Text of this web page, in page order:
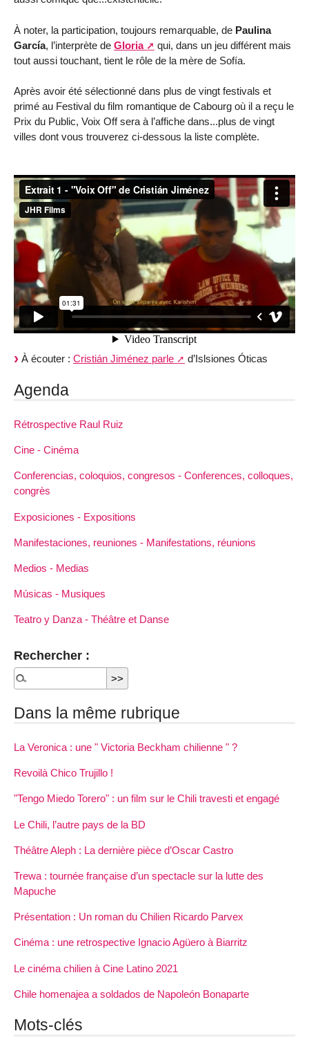
À noter, la participation, toujours remarquable, de Paulina
García, l’interprète de Gloria
qui, dans un jeu différent mais
tout aussi touchant, tient le rôle de la mère de Sofía.
Après avoir été sélectionné dans plus de vingt festivals et
primé au Festival du film romantique de Cabourg où il a reçu le
Prix du Public, Voix Off sera à l’affiche dans...plus de vingt
villes dont vous trouverez ci-dessous la liste complète.
À écouter : Cristián Jiménez parle d’Islsiones Óticas
Agenda
Rétrospective Raul Ruiz
Cine - Cinéma
Conferencias, coloquios, congresos - Conferences, colloques,
congrès
Exposiciones - Expositions
Manifestaciones, reuniones - Manifestations, réunions
Medios - Medias
Músicas - Musiques
Teatro y Danza - Théâtre et Danse
Rechercher :
Dans la même rubrique
La Veronica : une " Victoria Beckham chilienne " ?
Revoilà Chico Trujillo !
"Tengo Miedo Torero" : un film sur le Chili travesti et engagé
Le Chili, l’autre pays de la BD
Théâtre Aleph : La dernière pièce d’Oscar Castro
Trewa : tournée française d’un spectacle sur la lutte des
Mapuche
Présentation : Un roman du Chilien Ricardo Parvex
Cinéma : une retrospective Ignacio Agüero à Biarritz
Le cinéma chilien à Cine Latino 2021
Chile homenajea a soldados de Napoleón Bonaparte
Mots-clés